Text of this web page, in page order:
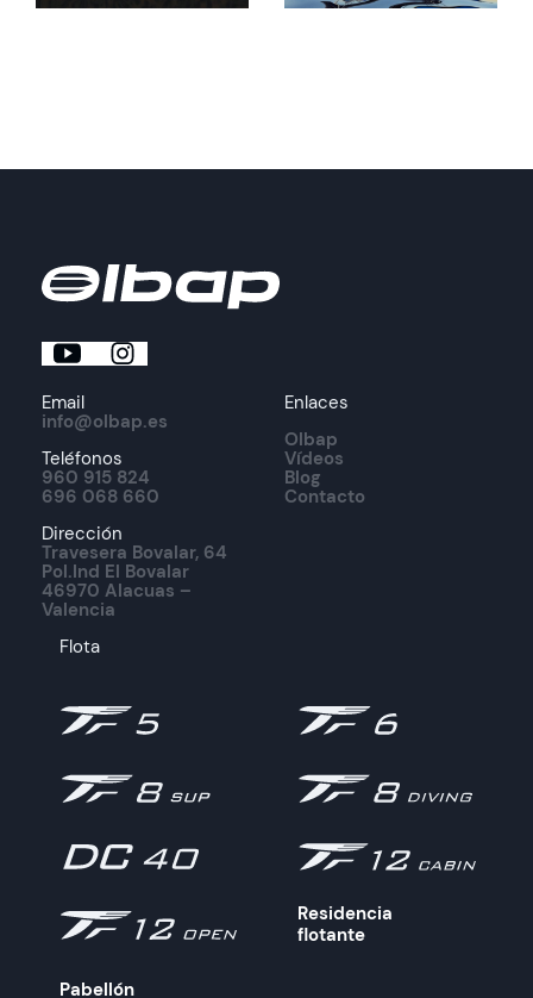
Email
info@olbap.es
Teléfonos
960 915 824
696 068 660
Dirección
Travesera Bovalar, 64
Pol.Ind El Bovalar
46970 Alacuas –
Valencia
Enlaces
Olbap
Vídeos
Blog
Contacto
Flota
Residencia
flotante
Pabellón